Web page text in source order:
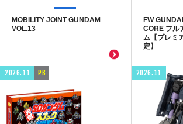
MOBILITY JOINT GUNDAM
VOL.13
FW
CORE フル
ム【プレミ
定】
2026.11 PB 2026.11